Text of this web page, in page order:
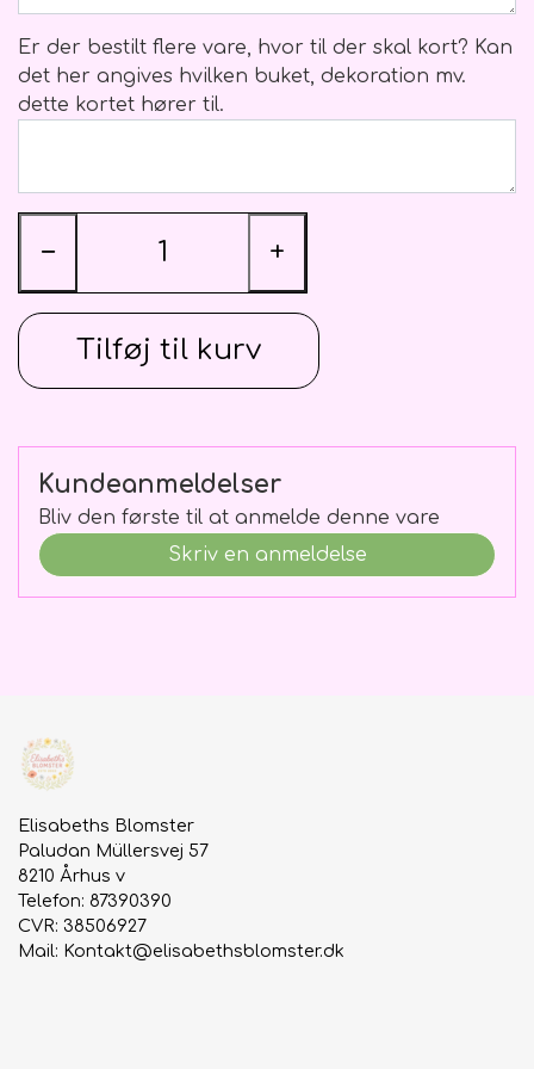
Kistepynt
Ballon vægte
Blomster Abonnementer
Er der bestilt flere vare, hvor til der skal kort? Kan
det her angives hvilken buket, dekoration mv.
dette kortet hører til.
− +
Tilføj til kurv
Kundeanmeldelser
Bliv den første til at anmelde denne vare
Skriv en anmeldelse
Elisabeths Blomster
Paludan Müllersvej 57
8210 Århus v
Telefon: 87390390
CVR: 38506927
Mail: Kontakt@elisabethsblomster.dk